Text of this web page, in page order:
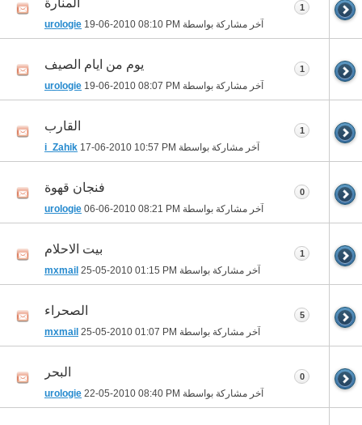
المنارة
آخر مشاركة بواسطة urologie 19-06-2010 08:10 PM
1
يوم من ايام الصيف
آخر مشاركة بواسطة urologie 19-06-2010 08:07 PM
1
القارب
آخر مشاركة بواسطة i_Zahik 17-06-2010 10:57 PM
1
فنجان قهوة
آخر مشاركة بواسطة urologie 06-06-2010 08:21 PM
0
بيت الاحلام
آخر مشاركة بواسطة mxmail 25-05-2010 01:15 PM
1
الصحراء
آخر مشاركة بواسطة mxmail 25-05-2010 01:07 PM
5
البحر
آخر مشاركة بواسطة urologie 22-05-2010 08:40 PM
0